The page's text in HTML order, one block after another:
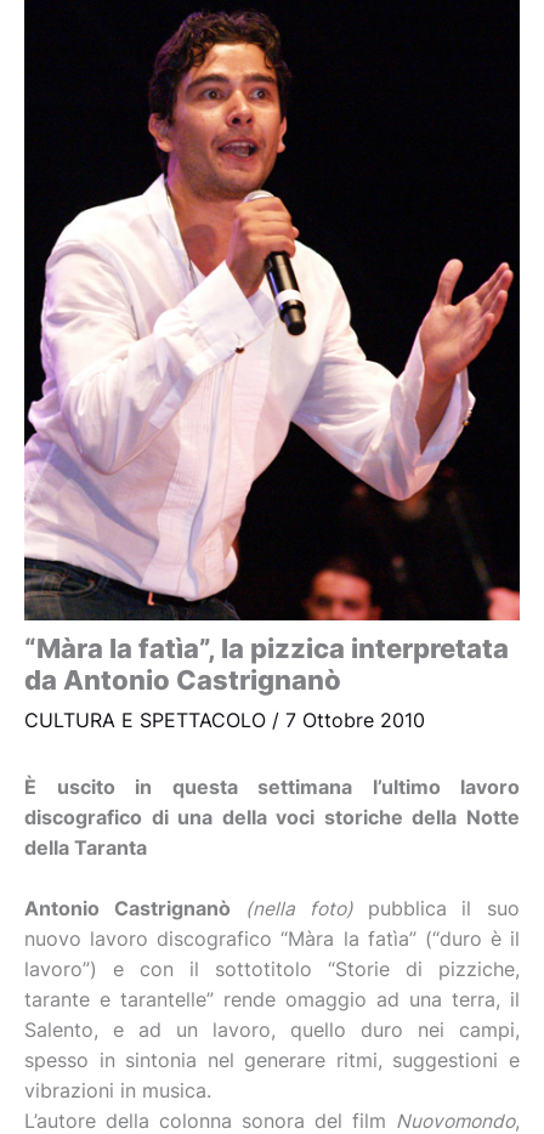
“Màra la fatìa”, la pizzica interpretata
da Antonio Castrignanò
CULTURA E SPETTACOLO / 7 Ottobre 2010
È uscito in questa settimana l’ultimo lavoro
discografico di una della voci storiche della Notte
della Taranta
Antonio Castrignanò (nella foto) pubblica il suo
nuovo lavoro discografico “Màra la fatìa” (“duro è il
lavoro”) e con il sottotitolo “Storie di pizziche,
tarante e tarantelle” rende omaggio ad una terra, il
Salento, e ad un lavoro, quello duro nei campi,
spesso in sintonia nel generare ritmi, suggestioni e
vibrazioni in musica.
L’autore della colonna sonora del film Nuovomondo,